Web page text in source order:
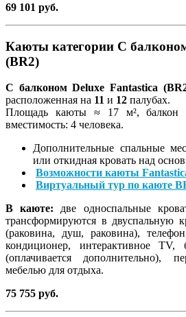
69 101 руб.
Каюты категории С
(BR2)
С балконом Deluxe Fantastica
расположенная на 11 и 12 палубах.
Площадь каюты ≈ 17 м², балкон
вместимость: 4 человека.
Дополнительные спальные
или откидная кровать над
Возможности каюты
Виртуальный тур по каюте
В каюте: две односпальные
трансформируются в двуспальную
(раковина, душ, раковина),
кондиционер, интерактивное TV,
(оплачивается дополнительно),
мебелью для отдыха.
75 755 руб.